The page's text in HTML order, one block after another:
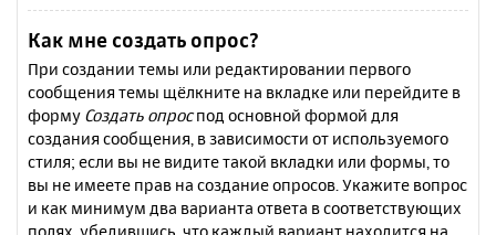
Как мне создать опрос?
При создании темы или редактировании первого
сообщения темы щёлкните на вкладке или перейдите в
форму Создать опроспод основной формой для
создания сообщения, в зависимости от используемого
стиля; если вы не видите такой вкладки или формы, то
вы не имеете прав на создание опросов. Укажите вопрос
и как минимум два варианта ответа в соответствующих
полях, убедившись, что каждый вариант находится на